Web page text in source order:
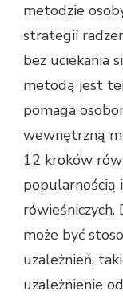
metodzie
strategii
bez uciekania
metodą jest
pomaga
wewnętrzną
12 kroków
popularnością
może być
uzależnień,
uzależnienie